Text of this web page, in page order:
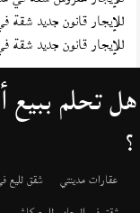
للإيجار قانون جديد شقة
للإيجار قانون جديد شقة
هل تحلم ببيع
؟
عقارات مدينتي شقق لليع